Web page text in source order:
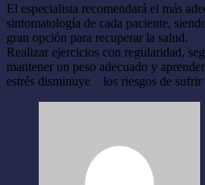
El especialista recomendará el más
sintomatología de cada paciente,
gran opción para recuperar la salud.
Realizar ejercicios con regularidad,
mantener un peso adecuado y
estrés disminuye los riesgos de sufrir